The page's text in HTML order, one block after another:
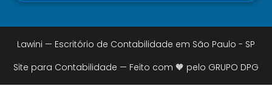
Lawini — Escritório de Contabilidade em São Paulo - SP
Site para Contabilidade — Feito com 🧡 pelo GRUPO DPG